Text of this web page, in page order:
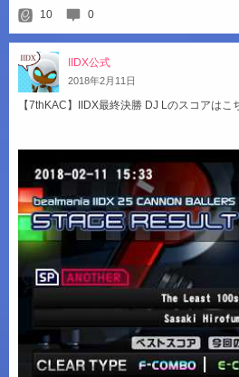
10 0
IIDX公式
2018年2月 11 日
【7thKAC】IIDX最終決勝 DJ Lのスコアはこ